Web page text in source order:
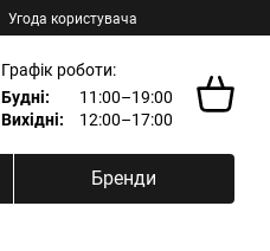
Угода користувача
Графік роботи:
Будні:
11:00–19:00
Вихідні:
12:00–17:00
Бренди